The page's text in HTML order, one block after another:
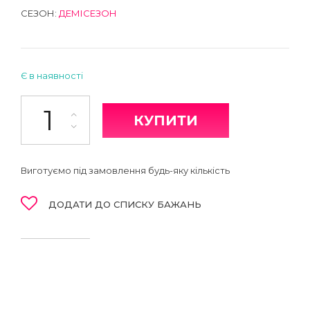
СЕЗОН: ДЕМІСЕЗОН
Є в наявності
КУПИТИ
Виготуємо під замовлення будь-яку кількість
ДОДАТИ ДО СПИСКУ БАЖАНЬ